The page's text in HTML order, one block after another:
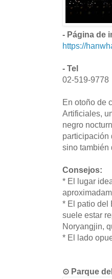
- Página de
https://
- Tel
02-519-9778
En otoño de
Artificiales,
negro
participación
sino también
Consejos:
* El lugar
* El patio del
suele estar
Noryangjin,
* El lado
⊙ Parque